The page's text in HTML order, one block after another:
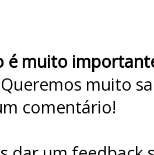
é muito
muito
comentário!